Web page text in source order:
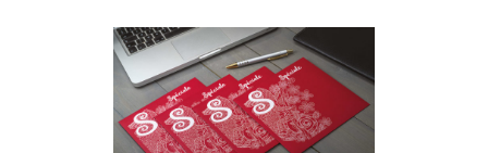
SOBRES I BOSSES
Oficina·Papereria